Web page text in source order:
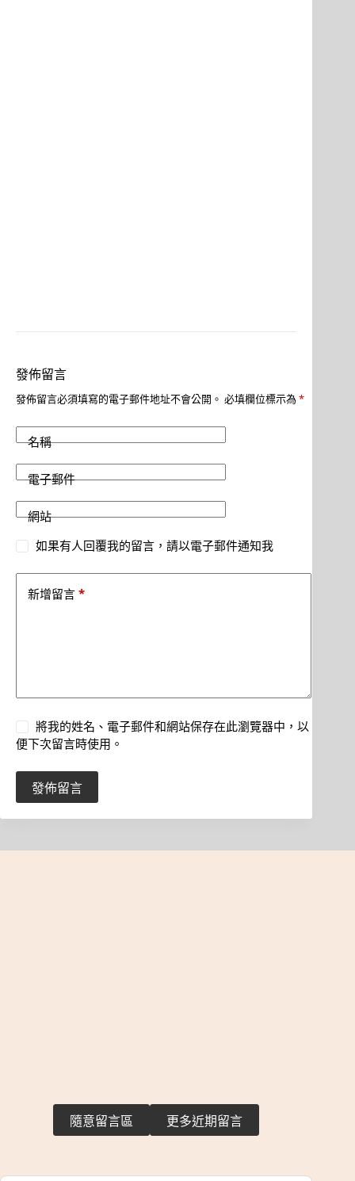
發佈留言
發佈留言必須填寫的電子郵件地址不會公開。 必填欄位標示為 *
名稱
電子郵件
網站
如果有人回覆我的留言，請以電子郵件通知我
新增留言 *
將我的姓名、電子郵件和網站保存在此瀏覽器中，以
便下次留言時使用。
發佈留言
隨意留言區 更多近期留言